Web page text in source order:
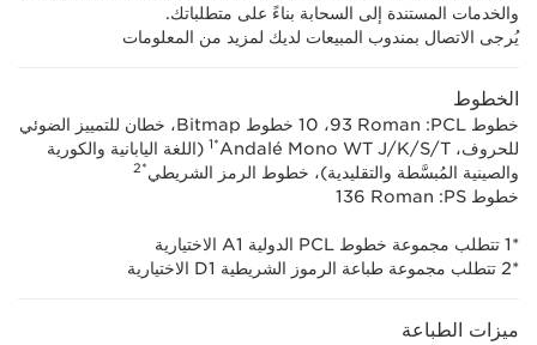
والخدمات المستندة إلى السحابة بناءً على متطلباتك.
يُرجى الاتصال بمندوب المبيعات لديك لمزيد من المعلومات
الخطوط
خطوط PCL:‏ ‎93 ‎Roman،‏ 10 خطوط Bitmap، خطان للتمييز الضوئي
للحروف، Andalé Mono WT J/K/S/T‏
*1
(اللغة اليابانية والكورية
والصينية المُبسَّطة والتقليدية)، خطوط الرمز الشريطي*2
خطوط PS:‏ ‎136 Roman
*1 تتطلب مجموعة خطوط PCL الدولية A1 الاختيارية
*2 تتطلب مجموعة طباعة الرموز الشريطية D1 الاختيارية
ميزات الطباعة